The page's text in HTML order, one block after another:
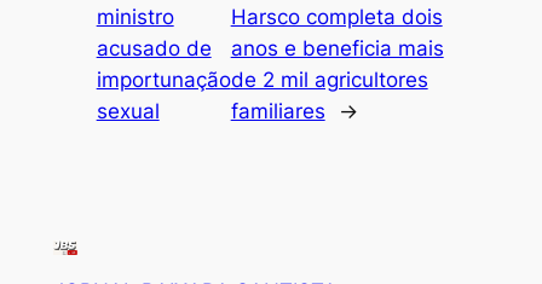
ministro
acusado de
importunação
sexual
Harsco completa dois
anos e beneficia mais
de 2 mil agricultores
familiares
→